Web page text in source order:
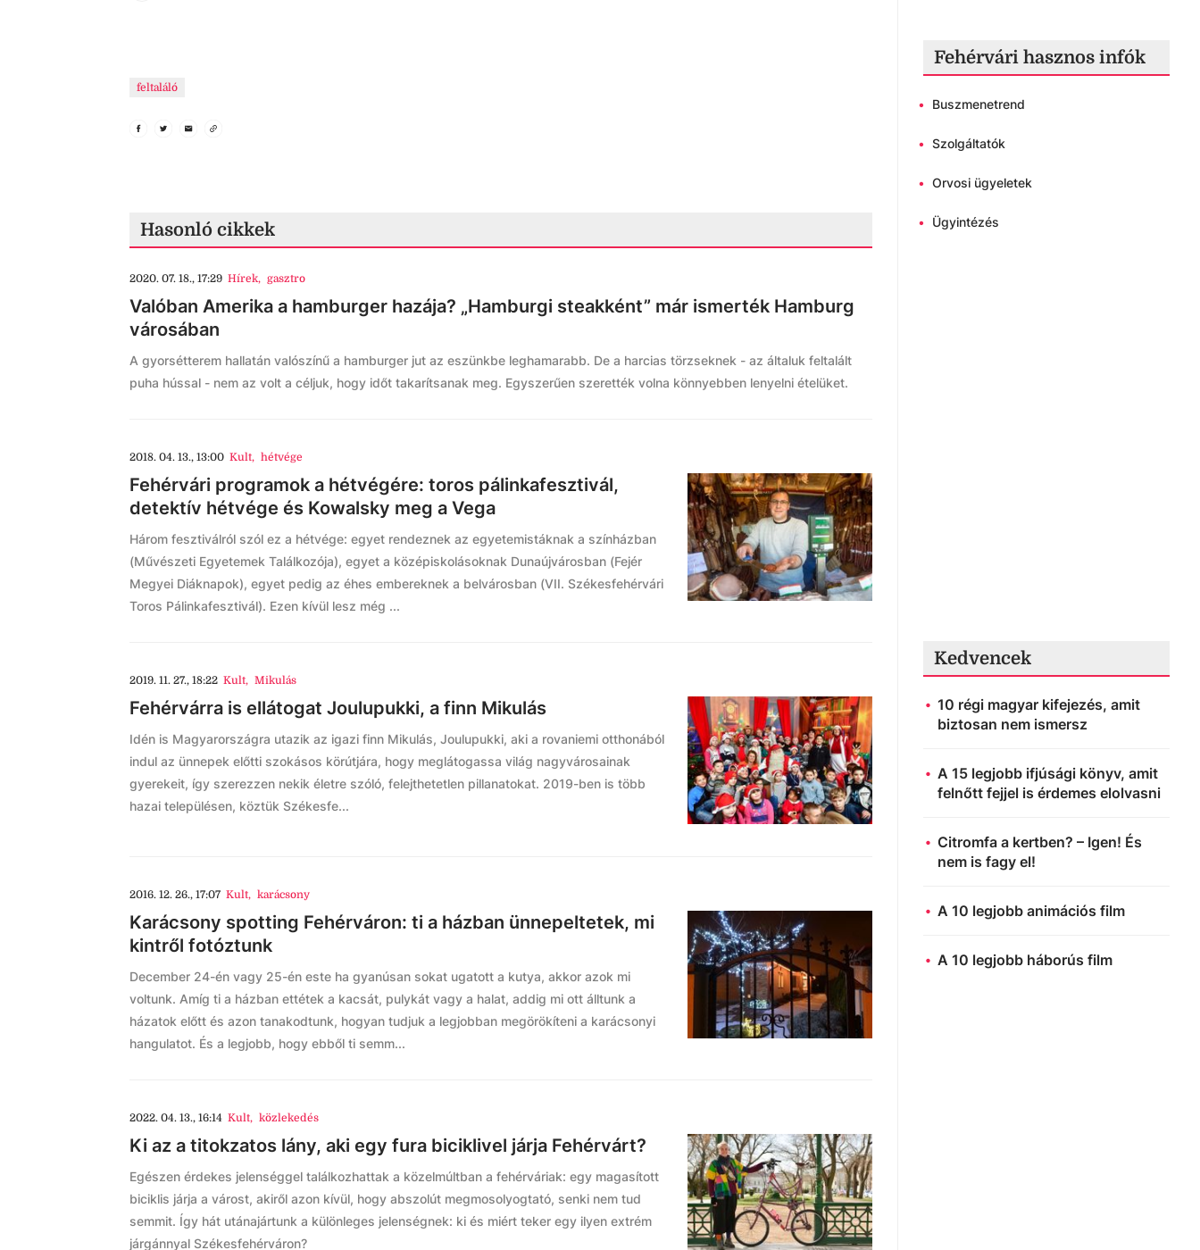
feltaláló
Hasonló cikkek
2020. 07. 18., 17:29 Hírek, gasztro
Valóban Amerika a hamburger hazája? „Hamburgi steakként” már ismerték Hamburg
városában
A gyorsétterem hallatán valószínű a hamburger jut az eszünkbe leghamarabb. De a harcias törzseknek - az általuk feltalált
puha hússal - nem az volt a céljuk, hogy időt takarítsanak meg. Egyszerűen szerették volna könnyebben lenyelni ételüket.
2018. 04. 13., 13:00 Kult, hétvége
Fehérvári programok a hétvégére: toros pálinkafesztivál,
detektív hétvége és Kowalsky meg a Vega
Három fesztiválról szól ez a hétvége: egyet rendeznek az egyetemistáknak a színházban
(Művészeti Egyetemek Találkozója), egyet a középiskolásoknak Dunaújvárosban (Fejér
Megyei Diáknapok), egyet pedig az éhes embereknek a belvárosban (VII. Székesfehérvári
Toros Pálinkafesztivál). Ezen kívül lesz még ...
2019. 11. 27., 18:22 Kult, Mikulás
Fehérvárra is ellátogat Joulupukki, a finn Mikulás
Idén is Magyarországra utazik az igazi finn Mikulás, Joulupukki, aki a rovaniemi otthonából
indul az ünnepek előtti szokásos körútjára, hogy meglátogassa világ nagyvárosainak
gyerekeit, így szerezzen nekik életre szóló, felejthetetlen pillanatokat. 2019-ben is több
hazai településen, köztük Székesfe...
2016. 12. 26., 17:07 Kult, karácsony
Karácsony spotting Fehérváron: ti a házban ünnepeltetek, mi
kintről fotóztunk
December 24-én vagy 25-én este ha gyanúsan sokat ugatott a kutya, akkor azok mi
voltunk. Amíg ti a házban ettétek a kacsát, pulykát vagy a halat, addig mi ott álltunk a
házatok előtt és azon tanakodtunk, hogyan tudjuk a legjobban megörökíteni a karácsonyi
hangulatot. És a legjobb, hogy ebből ti semm...
2022. 04. 13., 16:14 Kult, közlekedés
Ki az a titokzatos lány, aki egy fura biciklivel járja Fehérvárt?
Egészen érdekes jelenséggel találkozhattak a közelmúltban a fehérváriak: egy magasított
biciklis járja a várost, akiről azon kívül, hogy abszolút megmosolyogtató, senki nem tud
semmit. Így hát utánajártunk a különleges jelenségnek: ki és miért teker egy ilyen extrém
járgánnyal Székesfehérváron?
Fehérvári hasznos infók
• Buszmenetrend
• Szolgáltatók
• Orvosi ügyeletek
• Ügyintézés
Kedvencek
10 régi magyar kifejezés, amit
biztosan nem ismersz
A 15 legjobb ifjúsági könyv, amit
felnőtt fejjel is érdemes elolvasni
Citromfa a kertben? – Igen! És
nem is fagy el!
A 10 legjobb animációs film
A 10 legjobb háborús film